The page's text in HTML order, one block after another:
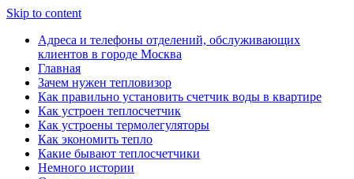
Skip to content
Адреса и телефоны отделений, обслуживающих
клиентов в городе Москва
Главная
Зачем нужен тепловизор
Как правильно установить счетчик воды в квартире
Как устроен теплосчетчик
Как устроены термолегуляторы
Как экономить тепло
Какие бывают теплосчетчики
Немного истории